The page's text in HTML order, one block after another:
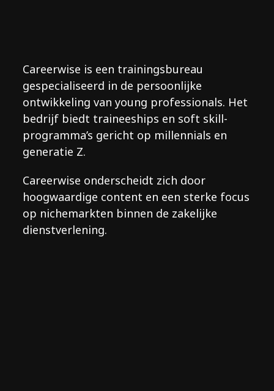
Careerwise is een trainingsbureau
gespecialiseerd in de persoonlijke
ontwikkeling van young professionals. Het
bedrijf biedt traineeships en soft skill-
programma’s gericht op millennials en
generatie Z.
Careerwise onderscheidt zich door
hoogwaardige content en een sterke focus
op nichemarkten binnen de zakelijke
dienstverlening.